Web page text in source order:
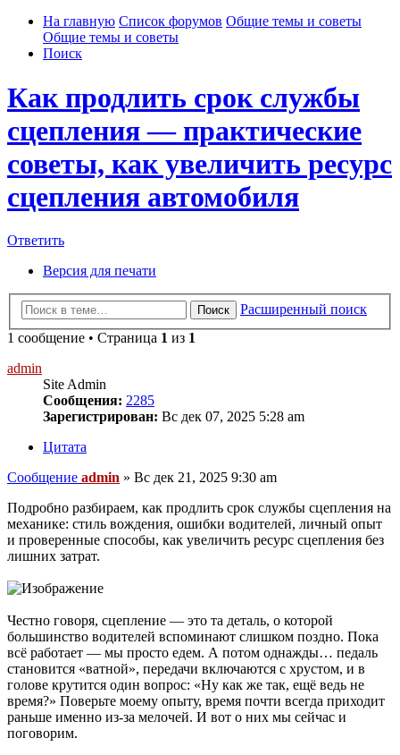
На главную Список форумов Общие темы и советы
Общие темы и советы
Поиск
Как продлить срок службы
сцепления — практические
советы, как увеличить ресурс
сцепления автомобиля
Ответить
Версия для печати
Поиск
Расширенный поиск
1 сообщение • Страница 1 из 1
admin
Site Admin
Сообщения: 2285
Зарегистрирован: Вс дек 07, 2025 5:28 am
Цитата
Сообщение admin » Вс дек 21, 2025 9:30 am
Подробно разбираем, как продлить срок службы сцепления на
механике: стиль вождения, ошибки водителей, личный опыт
и проверенные способы, как увеличить ресурс сцепления без
лишних затрат.
Честно говоря, сцепление — это та деталь, о которой
большинство водителей вспоминают слишком поздно. Пока
всё работает — мы просто едем. А потом однажды… педаль
становится «ватной», передачи включаются с хрустом, и в
голове крутится один вопрос: «Ну как же так, ещё ведь не
время?» Поверьте моему опыту, время почти всегда приходит
раньше именно из-за мелочей. И вот о них мы сейчас и
поговорим.